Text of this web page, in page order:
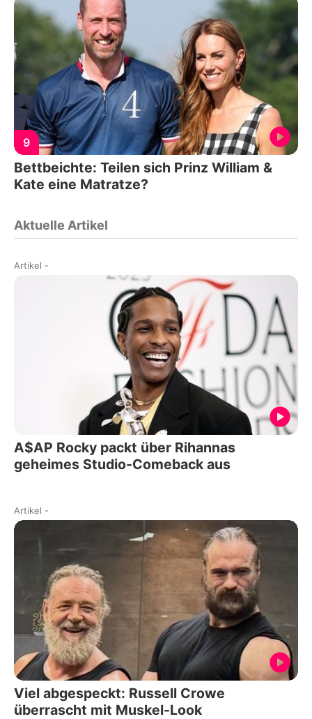
9
Bettbeichte: Teilen sich Prinz William &
Kate eine Matratze?
Aktuelle Artikel
Artikel -
A$AP Rocky packt über Rihannas
geheimes Studio-Comeback aus
Artikel -
Viel abgespeckt: Russell Crowe
überrascht mit Muskel-Look